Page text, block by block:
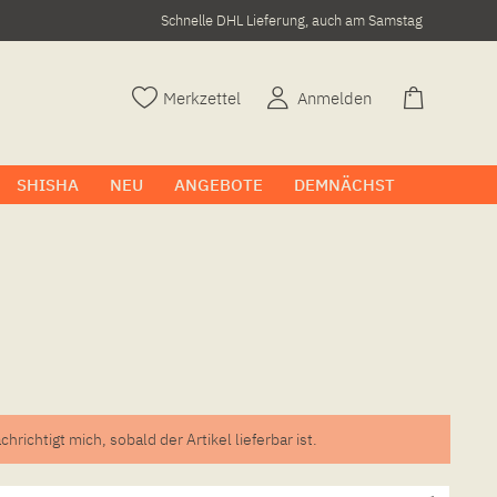
Schnelle DHL Lieferung, auch am Samstag
Merkzettel Anmelden
SHISHA NEU ANGEBOTE DEMNÄCHST
mich, sobald der Artikel lieferbar ist.